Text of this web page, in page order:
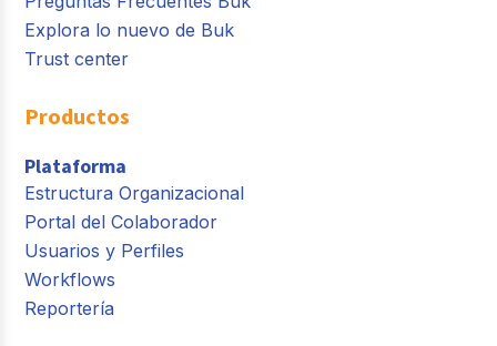
Explora lo nuevo de Buk
Trust center
Productos
Plataforma
Estructura Organizacional
Portal del Colaborador
Usuarios y Perfiles
Workflows
Reportería